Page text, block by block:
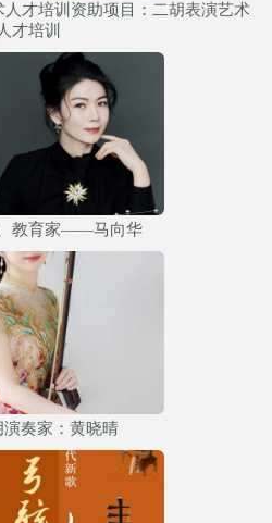
人才培训资助项目：二胡表演艺术
人才培训
教育家——马向华
演奏家：黄晓晴